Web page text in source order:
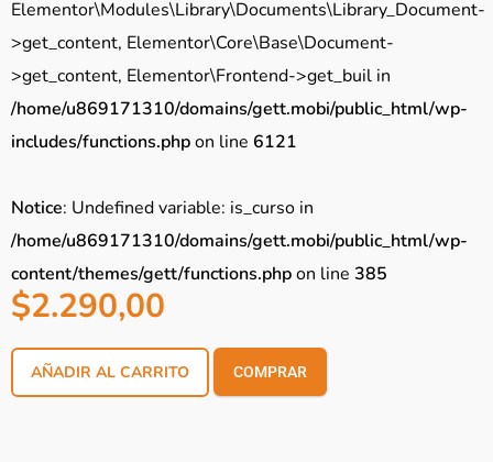
Elementor\Modules\Library\Documents\Library_Document-
>get_content, Elementor\Core\Base\Document-
>get_content, Elementor\Frontend->get_buil in
/home/u869171310/domains/gett.mobi/public_html/wp-
includes/functions.phpon line 6121
Notice: Undefined variable: is_curso in
/home/u869171310/domains/gett.mobi/public_html/wp-
content/themes/gett/functions.phpon line 385
$2.290,00
AÑADIR AL CARRITO COMPRAR